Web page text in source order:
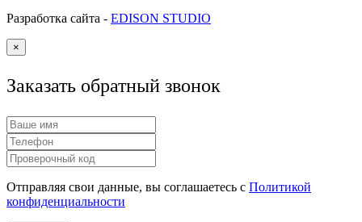
Разработка сайта - EDISON STUDIO
×
Заказать обратный звонок
Отправляя свои данные, вы соглашаетесь с Политикой
конфиденциальности